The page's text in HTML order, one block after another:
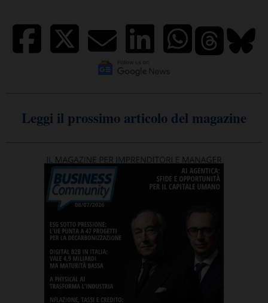
Leggi il prossimo articolo del magazine